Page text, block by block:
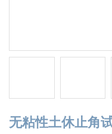
无粘性土休止角